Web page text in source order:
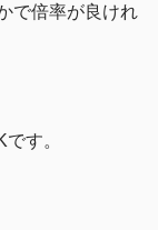
で倍率が良けれ
す。